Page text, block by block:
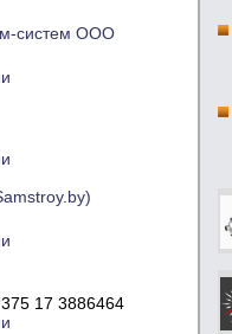
систем ООО
17 3886464